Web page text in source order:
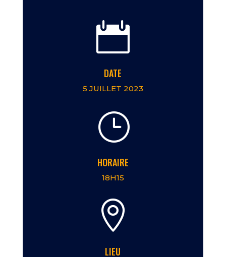

DATE
5 JUILLET 2023
}
HORAIRE
18H15

LIEU